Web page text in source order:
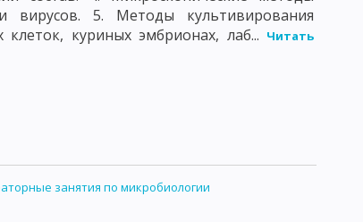
ДЕРМАТСМИКОЗОВ
ВОЗДУХА
вирусов. 5. Методы культивирования
клеток, куриных эмбрионах, лаб... Читать
занятия по микробиологии